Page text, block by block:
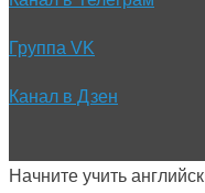
Группа VK
Канал в Дзен
Начните учить